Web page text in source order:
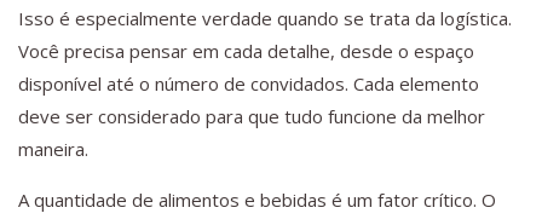
Isso é especialmente verdade quando se trata da logística.
Você precisa pensar em cada detalhe, desde o espaço
disponível até o número de convidados. Cada elemento
deve ser considerado para que tudo funcione da melhor
maneira.
A quantidade de alimentos e bebidas é um fator crítico. O